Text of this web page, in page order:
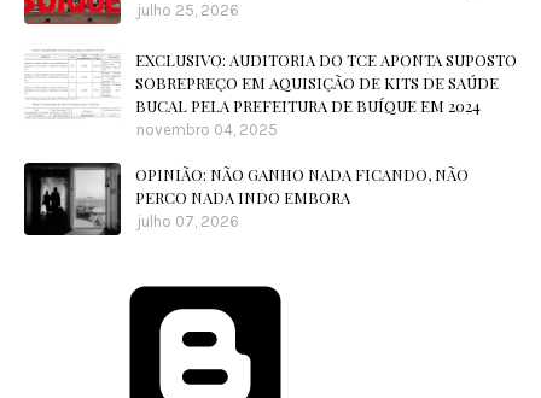
julho 25, 2026
EXCLUSIVO: AUDITORIA DO TCE APONTA SUPOSTO
SOBREPREÇO EM AQUISIÇÃO DE KITS DE SAÚDE
BUCAL PELA PREFEITURA DE BUÍQUE EM 2024
novembro 04, 2025
OPINIÃO: NÃO GANHO NADA FICANDO, NÃO
PERCO NADA INDO EMBORA
julho 07, 2026